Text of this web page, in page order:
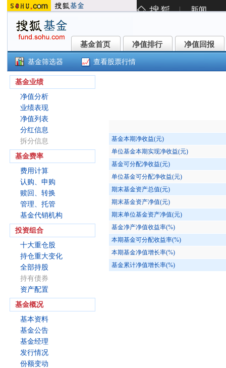
基金首页
基金首页 净值排行
净值排行 净值回报
净值回报
基金筛选器 查看股票行情
基金业绩
净值分析
业绩表现
净值列表
分红信息
拆分信息
基金费率
费用计算
认购、申购
赎回、转换
管理、托管
基金代销机构
投资组合
十大重仓股
持仓重大变化
全部持股
持有债券
资产配置
基金概况
基本资料
基金公告
基金经理
发行情况
份额变动
基金本期净收益(元)
单位基金本期实现净收益(元)
基金可分配净收益(元)
单位基金可分配净收益(元)
期末基金资产总值(元)
期末基金资产净值(元)
期末单位基金资产净值(元)
基金净产净值收益率(%)
本期基金可分配收益率(%)
本期基金净值增长率(%)
基金累计净值增长率(%)